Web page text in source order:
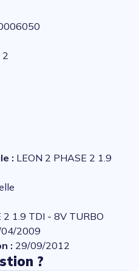
2
: LEON 2 PHASE 2 1.9
2 1.9 TDI - 8V TURBO
2009
: 29/09/2012
?